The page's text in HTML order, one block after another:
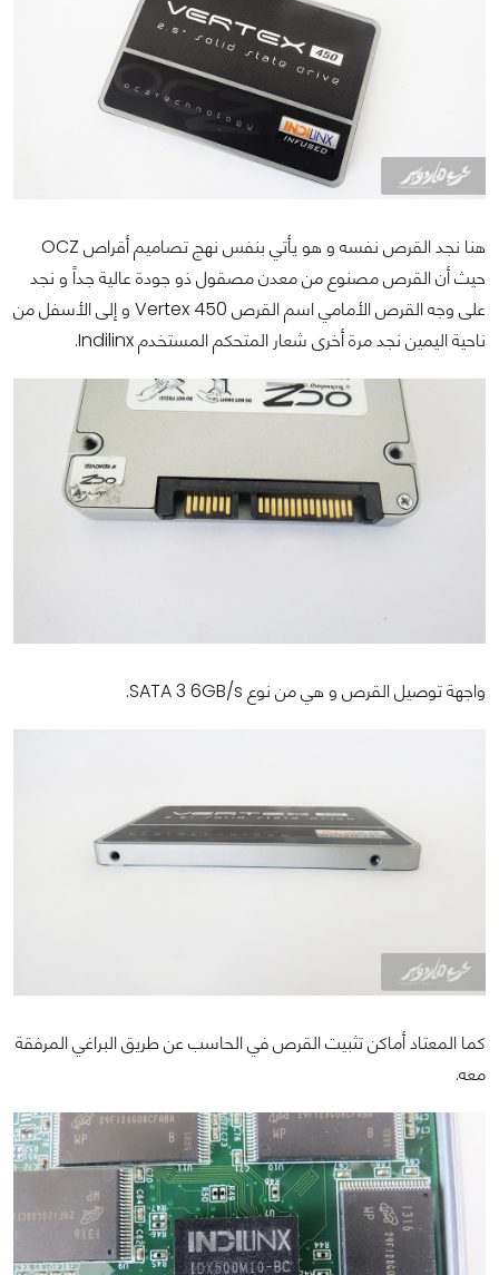
هنا نجد القرص نفسه و هو يأتي بنفس نهج تصاميم أقراص OCZ
حيث أن القرص مصنوع من معدن مصقول ذو جودة عالية جداً و نجد
على وجه القرص الأمامي اسم القرص Vertex 450 و إلى الأسفل من
ناحية اليمين نجد مرة أخرى شعار المتحكم المستخدم Indilinx.
واجهة توصيل القرص و هي من نوع SATA 3 6GB/s.
كما المعتاد أماكن تثبيت القرص في الحاسب عن طريق البراغي المرفقة
معه.